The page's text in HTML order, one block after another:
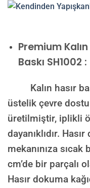
Premium
Baskı SH1002 :
Kalın hasır
üstelik çevre
üretilmiştir, iplikli
dayanıklıdır.
mekanınıza
cm’de bir parçalı
Hasır dokuma